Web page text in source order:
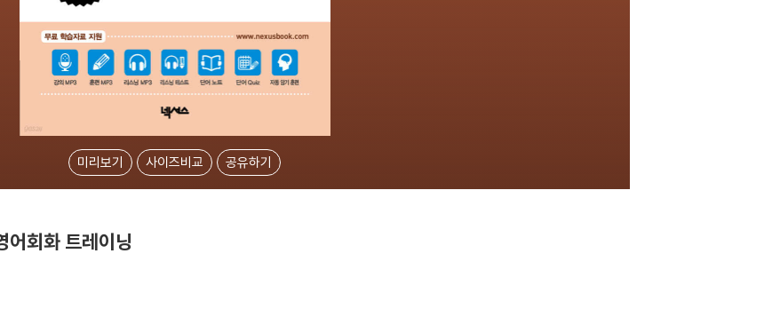
미리보기 사이즈비교 공유하기
회화 트레이닝